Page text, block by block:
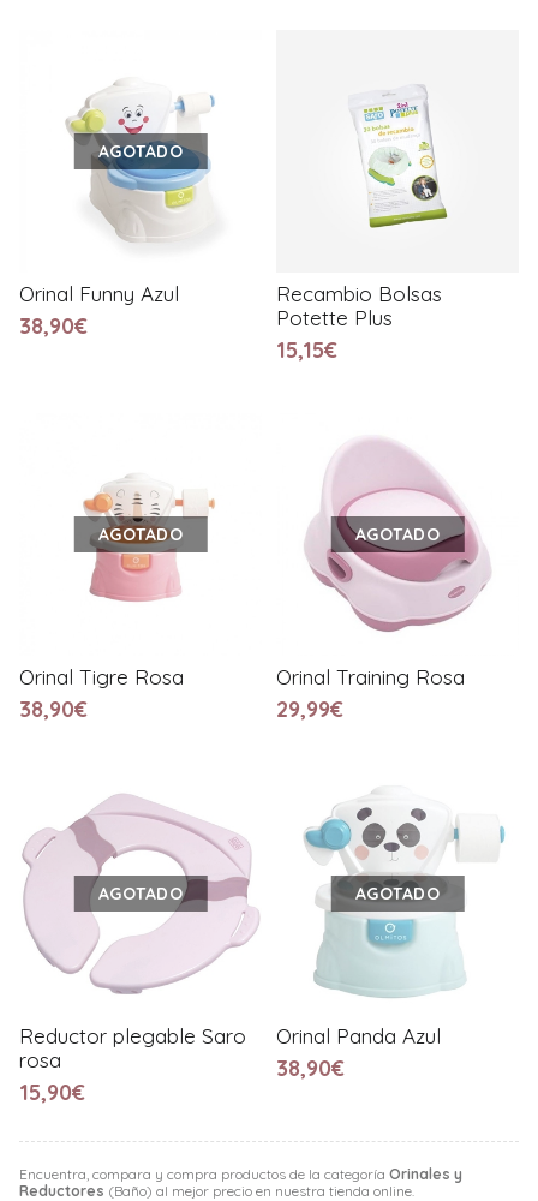
Encuentra, compara y compra productos de la categoría Orinales y
Reductores (Baño) al mejor precio en nuestra tienda online.
AGOTADO
Orinal Funny Azul
38,90€
Recambio Bolsas
Potette Plus
15,15€
AGOTADO
Orinal Tigre Rosa
38,90€
AGOTADO
Orinal Training Rosa
29,99€
AGOTADO
Reductor plegable Saro
rosa
15,90€
AGOTADO
Orinal Panda Azul
38,90€